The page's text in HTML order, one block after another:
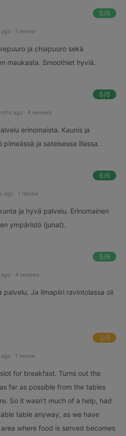
5/6
· 1 review
ja chiapuuro sekä
maukasta. Smoothiet hyviä.
6/6
ago · 4 reviews
erinomaista. Kaunis ja
pimeässä ja sateisessa illassa.
6/6
ago · 1 review
ja hyvä palvelu. Erinomainen
ympäristö (junat).
5/6
· 4 reviews
palvelu. Ja ilmapiiri ravintolassa oli
3/6
· 1 review
for breakfast. Turns out the
far as possible from the tables
So it wasn't much of a help, had
table anyway, as we have
where food is served becomes